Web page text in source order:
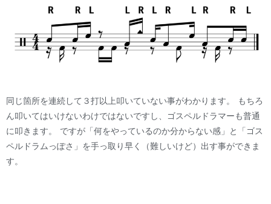
同じ箇所を連続して３打以上叩いていない事がわかります。 もちろ
ん叩いてはいけないわけではないですし、ゴスペルドラマーも普通
に叩きます。 ですが「何をやっているのか分からない感」と「ゴス
ペルドラムっぽさ」を手っ取り早く（難しいけど）出す事ができま
す。